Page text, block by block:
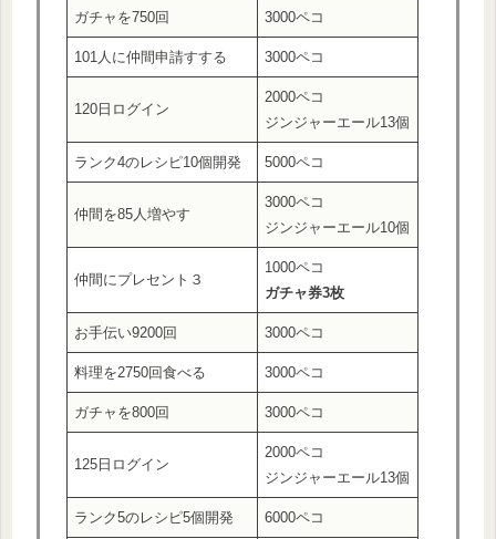
ガチャを750回 3000ペコ
101人に仲間申請すする 3000ペコ
120日ログイン
2000ペコ
ジンジャーエール13個
ランク4のレシピ10個開発 5000ペコ
仲間を85人増やす
3000ペコ
ジンジャーエール10個
仲間にプレセント３
1000ペコ
ガチャ券3枚
お手伝い9200回 3000ペコ
料理を2750回食べる 3000ペコ
ガチャを800回 3000ペコ
125日ログイン
2000ペコ
ジンジャーエール13個
ランク5のレシピ5個開発 6000ペコ